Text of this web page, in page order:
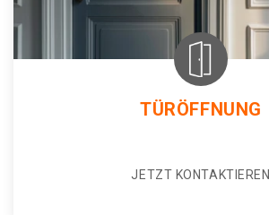
TÜRÖFFNUNG
JETZT KONTAKTIEREN